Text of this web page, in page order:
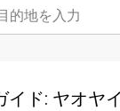
ド: ヤオヤ